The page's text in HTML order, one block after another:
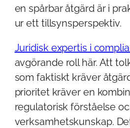
en spårbar åtgärd är i
ur ett tillsynsperspektiv.
Juridisk expertis i
avgörande roll här. Att
som faktiskt kräver
prioritet kräver en
regulatorisk förståelse
verksamhetskunskap.